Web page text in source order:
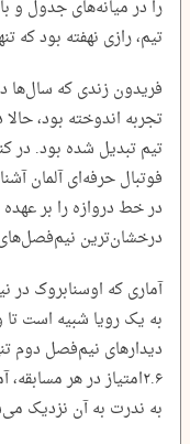
را در میانه‌های جدول و
تیم، رازی نهفته بود
فریدون زندی که سال‌ها
تجربه اندوخته بود،
تیم تبدیل شده بود. در
فوتبال حرفه‌ای آلمان
در خط دروازه را بر
درخشان‌ترین
آماری که اوسنابروک
به یک رویا شبیه است تا
دیدارهای نیم‌فصل دوم
۲.۶‌امتیاز در هر
به ندرت به آن نزدیک